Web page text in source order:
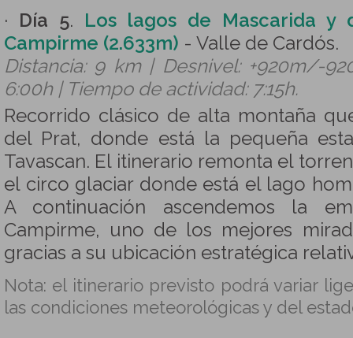
· Día 5. Los lagos de Mascarida
Campirme (2.633m) - Valle de Cardós.
Distancia: 9 km | Desnivel: +920m/-
6:00h | Tiempo de actividad: 7:15h.
Recorrido clásico de alta montaña
del Prat, donde está la pequeña
Tavascan. El itinerario remonta el
el circo glaciar donde está el lago
A continuación ascendemos la
Campirme, uno de los mejores
gracias a su ubicación estratégica
Nota: el itinerario previsto podrá variar
las condiciones meteorológicas y del